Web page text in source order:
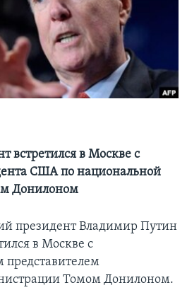
встретился в Москве с
США по национальной
Донилоном
президент Владимир Путин
в Москве с
представителем
Томом Донилоном.